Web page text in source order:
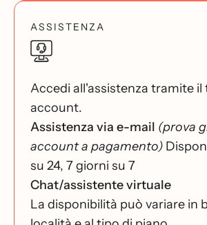
ASSISTENZA
Accedi all'assistenza tramite il
account.
Assistenza via e-mail (prova
account a pagamento)
su 24, 7 giorni su 7
Chat/assistente virtuale
La disponibilità può variare in